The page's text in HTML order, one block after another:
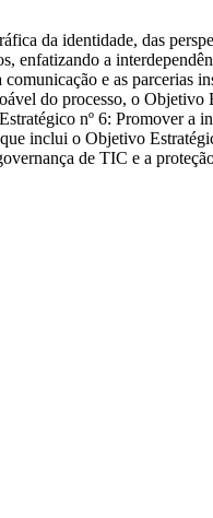
da identidade, das
enfatizando a
e as parcerias
do processo, o Objetivo
nº 6: Promover a
inclui o Objetivo
de TIC e a